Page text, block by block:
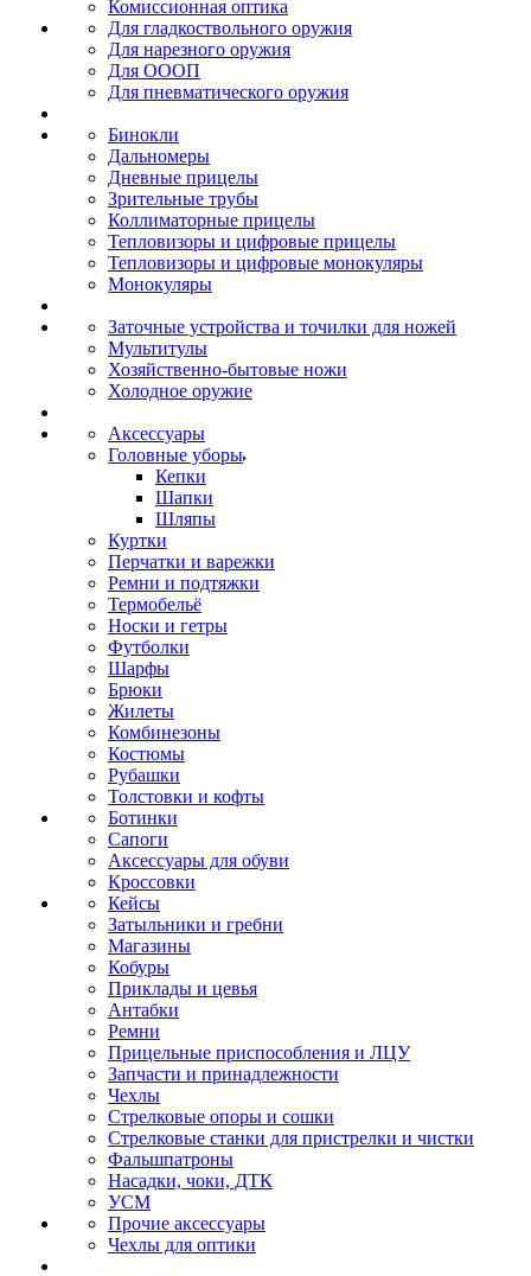
Комиссионная оптика
Для гладкоствольного оружия
Для нарезного оружия
Для ОООП
Для пневматического оружия
Бинокли
Дальномеры
Дневные прицелы
Зрительные трубы
Коллиматорные прицелы
Тепловизоры и цифровые прицелы
Тепловизоры и цифровые монокуляры
Монокуляры
Заточные устройства и точилки для ножей
Мультитулы
Хозяйственно-бытовые ножи
Холодное оружие
Аксессуары
Головные уборы
Кепки
Шапки
Шляпы
Куртки
Перчатки и варежки
Ремни и подтяжки
Термобельё
Носки и гетры
Футболки
Шарфы
Брюки
Жилеты
Комбинезоны
Костюмы
Рубашки
Толстовки и кофты
Ботинки
Сапоги
Аксессуары для обуви
Кроссовки
Кейсы
Затыльники и гребни
Магазины
Кобуры
Приклады и цевья
Антабки
Ремни
Прицельные приспособления и ЛЦУ
Запчасти и принадлежности
Чехлы
Стрелковые опоры и сошки
Стрелковые станки для пристрелки и чистки
Фальшпатроны
Насадки, чоки, ДТК
УСМ
Прочие аксессуары
Чехлы для оптики